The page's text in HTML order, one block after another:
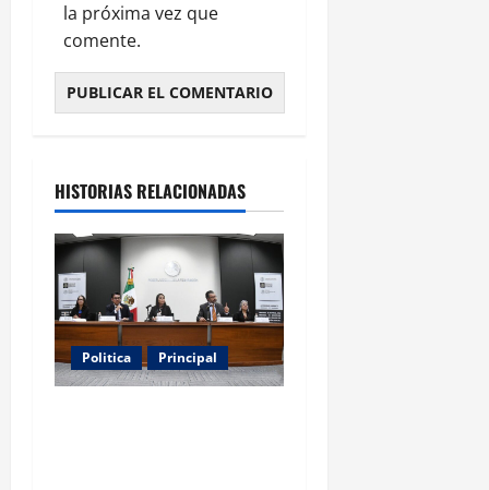
la próxima vez que
comente.
HISTORIAS RELACIONADAS
Politica Principal